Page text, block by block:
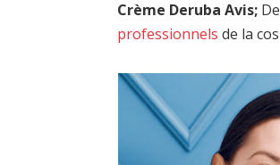
Crème Deruba Avis;
professionnelsde la